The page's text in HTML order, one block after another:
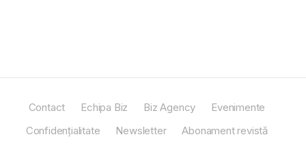
Contact Echipa Biz Biz Agency
Evenimente
Confidențialitate
Newsletter Abonament revistă